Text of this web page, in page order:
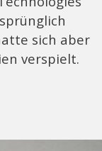
sich aber
verspielt.